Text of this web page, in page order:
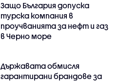
Защо България допуска
турска компания в
проучванията за нефт и газ
в Черно море
Държавата обмисля
гарантирани брандове за